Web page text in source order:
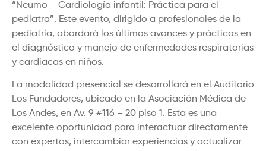
“Neumo – Cardiología infantil: Práctica para el
pediatra”. Este evento, dirigido a profesionales de la
pediatría, abordará los últimos avances y prácticas en
el diagnóstico y manejo de enfermedades respiratorias
y cardiacas en niños.
La modalidad presencial se desarrollará en el Auditorio
Los Fundadores, ubicado en la Asociación Médica de
Los Andes, en Av. 9 #116 – 20 piso 1. Esta es una
excelente oportunidad para interactuar directamente
con expertos, intercambiar experiencias y actualizar